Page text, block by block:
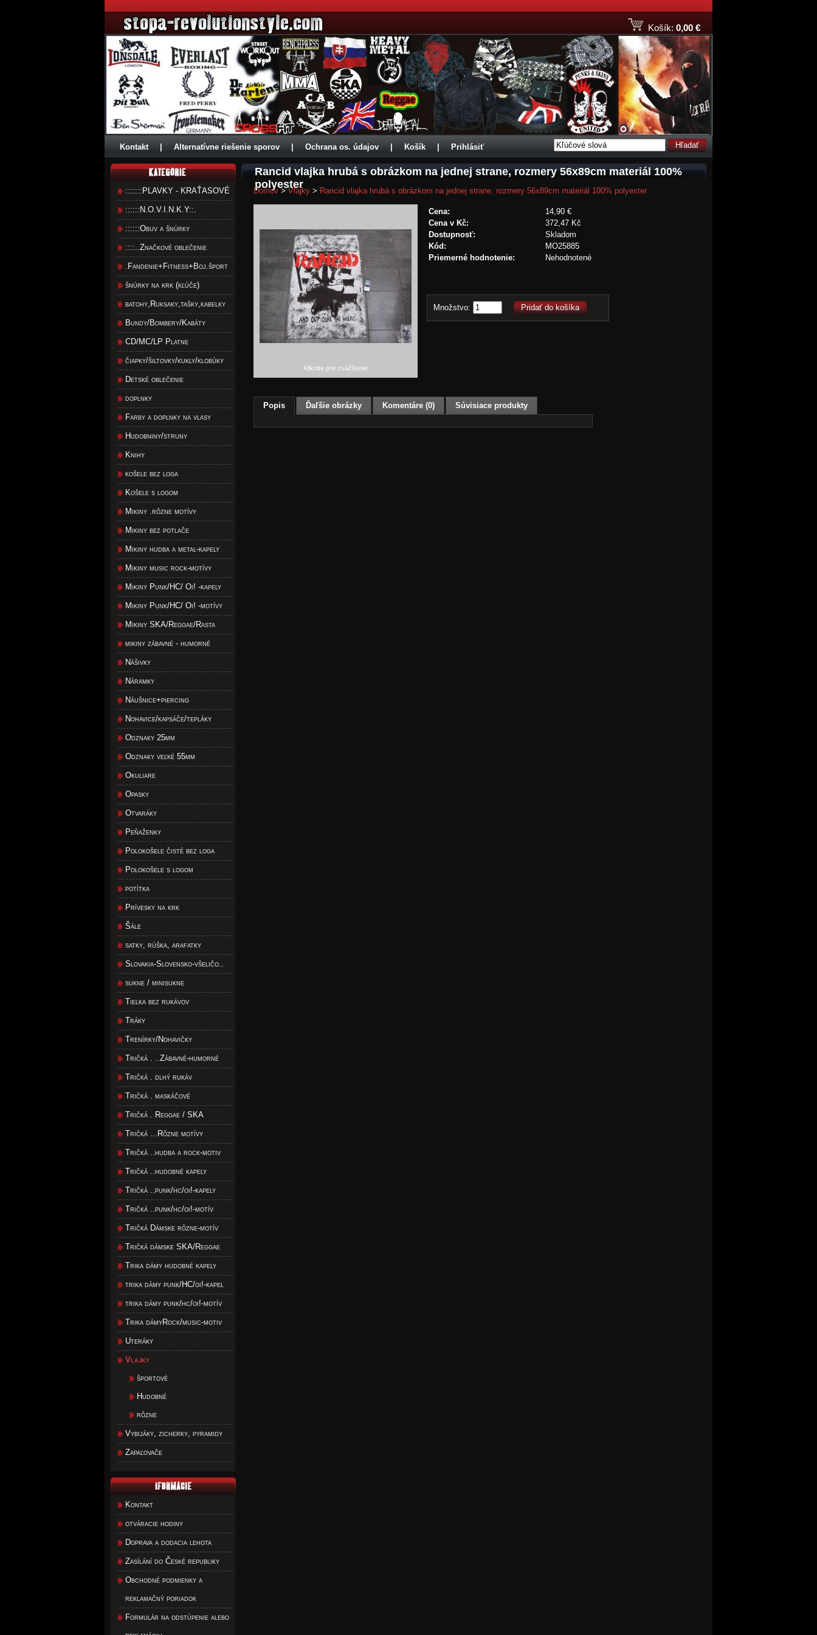
Košík: 0,00 €
Kontakt Alternatívne riešenie sporov Ochrana os. údajov Košík Prihlásiť Hľadať
:::::::PLAVKY - KRAŤASOVÉ
::::::N.O.V.I.N.K.Y::.
::::::Obuv a šnúrky
::::..Značkové oblečenie
.Fandenie+Fitness+Boj.šport
šnúrky na krk (kľúče)
batohy,Ruksaky,tašky,kabelky
Bundy/Bombery/Kabáty
CD/MC/LP Platne
čiapky/šiltovky/kukly/klobúky
Detské oblečenie
doplnky
Farby a doplnky na vlasy
Hudobniny/struny
Knihy
košele bez loga
Košele s logom
Mikiny .rôzne motívy
Mikiny bez potlače
Mikiny hudba a metal-kapely
Mikiny music rock-motívy
Mikiny Punk/HC/ Oi! -kapely
Mikiny Punk/HC/ Oi! -motívy
Mikiny SKA/Reggae/Rasta
mikiny zábavné - humorné
Nášivky
Náramky
Náušnice+piercing
Nohavice/kapsáče/tepláky
Odznaky 25mm
Odznaky veľké 55mm
Okuliare
Opasky
Otvaráky
Peňaženky
Polokošele čisté bez loga
Polokošele s logom
potítka
Prívesky na krk
Šále
satky, rúška, arafatky
Slovakia-Slovensko-všeličo..
sukne / minisukne
Tielka bez rukávov
Tráky
Trenírky/Nohavičky
Tričká . ..Zábavné-humorné
Tričká . dlhý rukáv
Tričká . maskáčové
Tričká . Reggae / SKA
Tričká ...Rôzne motívy
Tričká ..hudba a rock-motiv
Tričká ..hudobné kapely
Tričká ..punk/hc/oi!-kapely
Tričká ..punk/hc/oi!-motív
Tričká Dámske rôzne-motív
Tričká dámske SKA/Reggae
Trika dámy hudobné kapely
trika dámy punk/HC/oi!-kapel
trika dámy punk/hc/oi!-motív
Trika dámyRock/music-motiv
Uteráky
Vlajky
športové
Hudobné
rôzne
Vybijáky, zicherky, pyramidy
Zapaľovače
Kontakt
otváracie hodiny
Doprava a dodacia lehota
Zasílání do České republiky
Obchodné podmienky a
reklamačný poriadok
Formulár na odstúpenie alebo
Rancid vlajka hrubá s obrázkom na jednej strane, rozmery 56x89cm materiál 100%
polyester
Domov>Vlajky > Rancid vlajka hrubá s obrázkom na jednej strane, rozmery 56x89cm materiál 100% polyester
Kliknite pre zväčšenie
Cena:
14,90 €
Cena v Kč:
372,47 Kč
Dostupnosť:
Skladom
Kód:
MO25885
Priemerné hodnotenie:
Nehodnotené
Množstvo: Pridať do košíka
Popis Ďaľšie obrázky Komentáre (0) Súvisiace produkty